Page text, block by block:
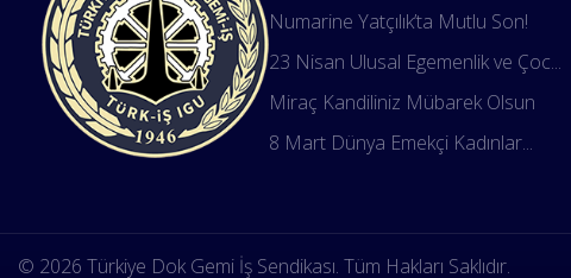
Numarine Yatçılık’ta Mutlu Son!
23 Nisan Ulusal Egemenlik ve Çoc...
Miraç Kandiliniz Mübarek Olsun
8 Mart Dünya Emekçi Kadınlar...
© 2026 Türkiye Dok Gemi İş Sendikası. Tüm Hakları Saklıdır.